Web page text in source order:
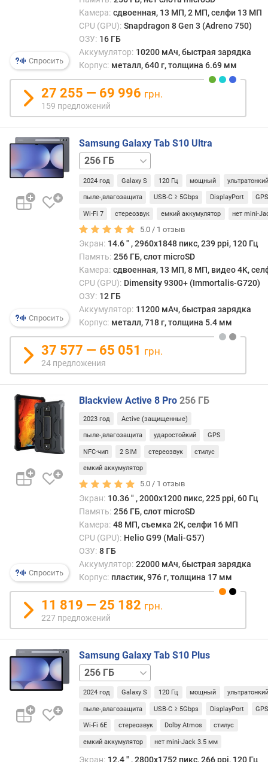
й
д
и
а
г
о
а
л
ь
д
)
P
(
p
p
i
)
а
с
з
в
е
р
т
к
(
ц
о
Спросить
Камера: сдвоенная, 13 МП, 2 МП, селфи 13 МП
CPU (GPU): Snapdragon 8 Gen 3 (Adreno 750)
ОЗУ: 16 ГБ
Аккумулятор: 10200 мАч, быстрая зарядка
Корпус: металл, 640 г, толщина 6.69 мм
27 255 — 69 996 грн.
159 предложений
Спросить
Samsung Galaxy Tab S10 Ultra
256 ГБ
/
5G512 ГБ
512 ГБ
1 ТБ
5G
2024 год Galaxy S 120 Гц мощный
пыле-,влагозащита USB-C ≥ 5Gbps DisplayPort
Wi-Fi 7 стереозвук емкий аккумулятор нет mini-
5.0 / 1 отзыв
Экран: 14.6 ″ , 2960x1848 пикс, 239 ppi, 120 Гц
Память: 256 ГБ, слот microSD
Камера: сдвоенная, 13 МП, 8 МП, видео 4K,
CPU (GPU): Dimensity 9300+ (Immortalis-G720)
ОЗУ: 12 ГБ
Аккумулятор: 11200 мАч, быстрая зарядка
Корпус: металл, 718 г, толщина 5.4 мм
37 577 — 65 051 грн.
24 предложения
Спросить
Blackview Active 8 Pro 256 ГБ
2023 год Active (защищенные)
пыле-,влагозащита ударостойкий GPS
NFC-чип 2 SIM стереозвук стилус
емкий аккумулятор
5.0 / 1 отзыв
Экран: 10.36 ″ , 2000х1200 пикс, 225 ppi, 60 Гц
Память: 256 ГБ, слот microSD
Камера: 48 МП, съемка 2К, селфи 16 МП
CPU (GPU): Helio G99 (Mali-G57)
ОЗУ: 8 ГБ
Аккумулятор: 22000 мАч, быстрая зарядка
Корпус: пластик, 976 г, толщина 17 мм
11 819 — 25 182 грн.
227 предложений
Samsung Galaxy Tab S10 Plus
256 ГБ
/
5G512 ГБ
512 ГБ
5G
2024 год Galaxy S 120 Гц мощный
пыле-,влагозащита USB-C ≥ 5Gbps DisplayPort
Wi-Fi 6E стереозвук Dolby Atmos стилус
емкий аккумулятор нет mini-Jack 3.5 мм
Экран: 12.4 ″ , 2800x1752 пикс, 266 ppi, 120 Гц